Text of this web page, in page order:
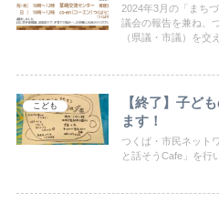
2024年3月の「まち
議会の報告を兼ね、
（県議・市議）を交
こども
【終了】子ど
ます！
つくば・市民ネット
と話そうCafe」を行